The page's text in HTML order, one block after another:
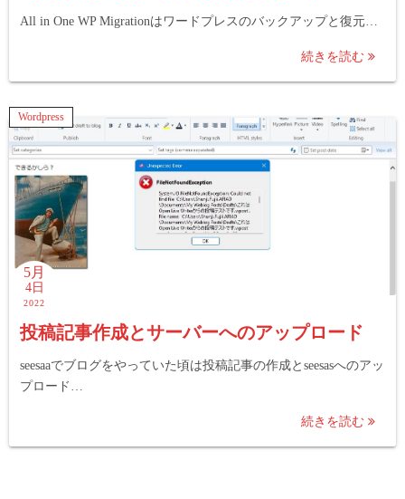
All in One WP Migrationはワードプレスのバックアップと復元…
続きを読む
Wordpress
5月
4日
2022
投稿記事作成とサーバーへのアップロード
seesaaでブログをやっていた頃は投稿記事の作成とseesasへのアッ
プロード…
続きを読む